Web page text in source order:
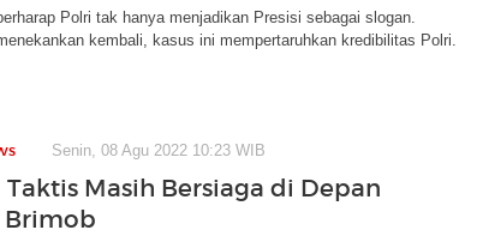
Polri tak hanya menjadikan Presisi sebagai slogan.
kembali, kasus ini mempertaruhkan kredibilitas Polri.
Senin, 08 Agu 2022 10:23 WIB
Masih Bersiaga di Depan
Brimob